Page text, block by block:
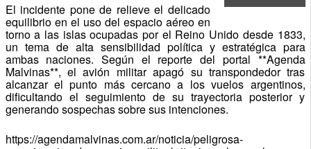
El incidente pone de relieve el delicado
equilibrio en el uso del espacio aéreo en
torno a las islas ocupadas por el Reino Unido desde 1833,
un tema de alta sensibilidad política y estratégica para
ambas naciones. Según el reporte del portal **Agenda
Malvinas**, el avión militar apagó su transpondedor tras
alcanzar el punto más cercano a los vuelos argentinos,
dificultando el seguimiento de su trayectoria posterior y
generando sospechas sobre sus intenciones.
https://agendamalvinas.com.ar/noticia/peligrosa-